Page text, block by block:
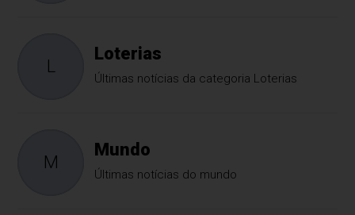
L
Loterias
Últimas notícias da categoria Loterias
M
Mundo
Últimas notícias do mundo